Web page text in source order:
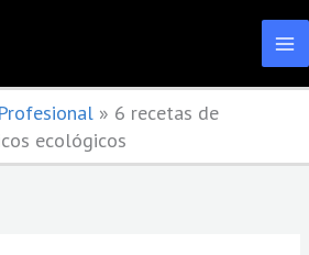
» 6 recetas de
ecológicos